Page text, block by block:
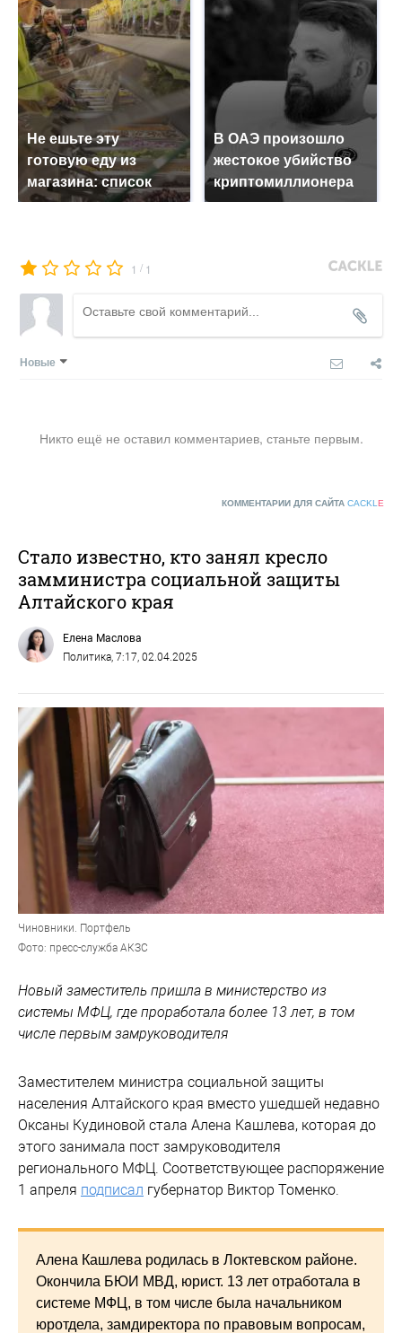
Не ешьте эту
готовую еду из
магазина: список
В ОАЭ произошло
жестокое убийство
криптомиллионера
1 / 1
Новые
Никто ещё не оставил комментариев, станьте первым.
КОММЕНТАРИИ ДЛЯ САЙТА CACKLE
Стало известно, кто занял кресло
замминистра социальной защиты
Алтайского края
Елена Маслова
Политика, 7:17, 02.04.2025
Чиновники. Портфель
Фото: пресс-служба АКЗС
Новый заместитель пришла в министерство из
системы МФЦ, где проработала более 13 лет, в том
числе первым замруководителя
Заместителем министра социальной защиты
населения Алтайского края вместо ушедшей недавно
Оксаны Кудиновой стала Алена Кашлева, которая до
этого занимала пост замруководителя
регионального МФЦ. Соответствующее распоряжение
1 апреля подписал губернатор Виктор Томенко.
Алена Кашлева родилась в Локтевском районе.
Окончила БЮИ МВД, юрист. 13 лет отработала в
системе МФЦ, в том числе была начальником
юротдела, замдиректора по правовым вопросам,